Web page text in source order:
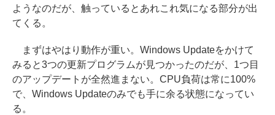
ようなのだが、触っているとあれこれ気になる部分が出
てくる。
まずはやはり動作が重い。Windows Updateをかけて
みると3つの更新プログラムが見つかったのだが、1つ目
のアップデートが全然進まない。CPU負荷は常に100%
で、Windows Updateのみでも手に余る状態になってい
る。